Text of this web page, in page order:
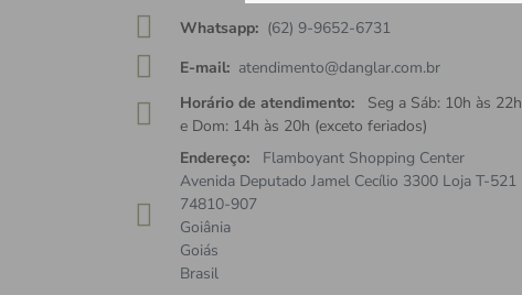
Whatsapp: (62) 9-9652-6731
E-mail: atendimento@danglar.com.br
Horário de atendimento:
Seg a Sáb: 10h às 22h
e Dom: 14h às 20h (exceto feriados)
Endereço:
Flamboyant Shopping Center
Avenida Deputado Jamel Cecílio 3300 Loja T-521
74810-907
Goiânia
Goiás
Brasil